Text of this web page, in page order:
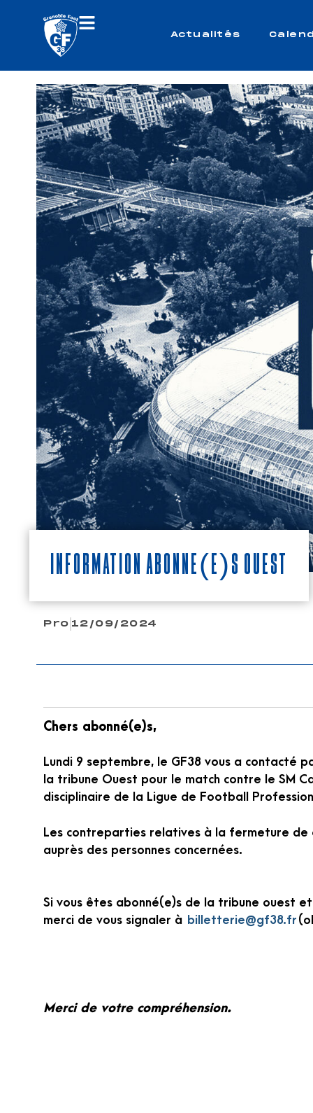
Actualités
Information abonné(e)s Ouest
Pro 12/09/2024
Chers abonné(e)s,
Lundi 9 septembre, le GF38 vous a contacté
la tribune Ouest pour le match contre le SM
disciplinaire de la Ligue de Football
Les contreparties relatives à la fermeture de
auprès des personnes concernées.
Si vous êtes abonné(e)s de la tribune ouest
merci de vous signaler à billetterie@gf38.fr
Merci de votre compréhension.